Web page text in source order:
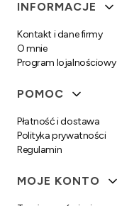
INFORMACJE
Kontakt i dane firmy
O mnie
Program lojalnościowy
POMOC
Płatność i dostawa
Polityka prywatności
Regulamin
MOJE KONTO